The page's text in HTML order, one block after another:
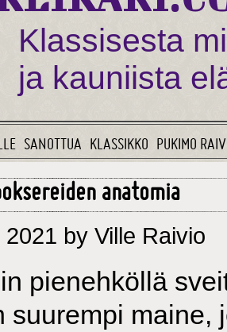
Klassisesta
ja kauniista
SANOTTUA KLASSIKKO PUKIMO
anatomia
by Ville Raivio
pienehköllä
suurempi maine,